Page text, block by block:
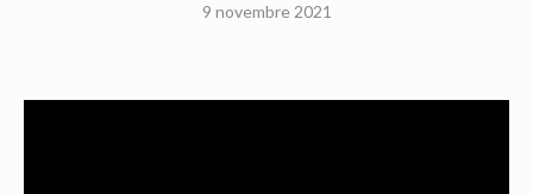
9 novembre 2021